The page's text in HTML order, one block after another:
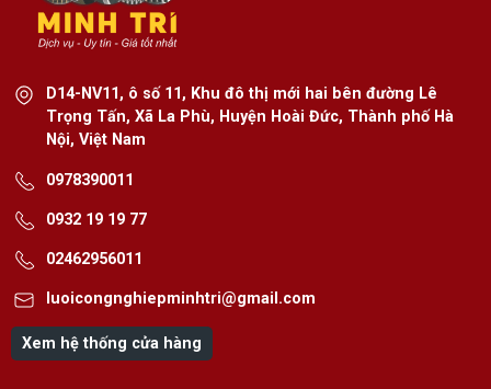
D14-NV11, ô số 11, Khu đô thị mới hai bên đường Lê
Trọng Tấn, Xã La Phù, Huyện Hoài Đức, Thành phố Hà
Nội, Việt Nam
0978390011
0932 19 19 77
02462956011
luoicongnghiepminhtri@gmail.com
Xem hệ thống cửa hàng